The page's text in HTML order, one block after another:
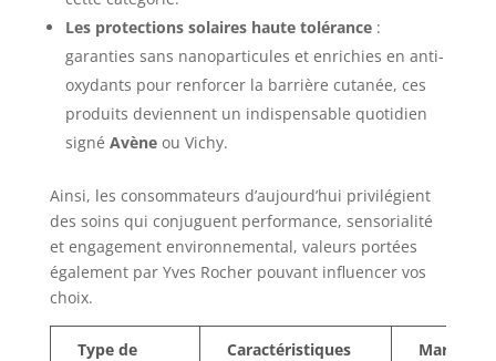
Les protections solaires haute tolérance:
garanties sans nanoparticules et enrichies en anti-
oxydants pour renforcer la barrière cutanée, ces
produits deviennent un indispensable quotidien
signé Avèneou Vichy.
Ainsi, les consommateurs d’aujourd’hui privilégient
des soins qui conjuguent performance, sensorialité
et engagement environnemental, valeurs portées
également par Yves Rocher pouvant influencer vos
choix.
Type de
Caractéristiques
Marques